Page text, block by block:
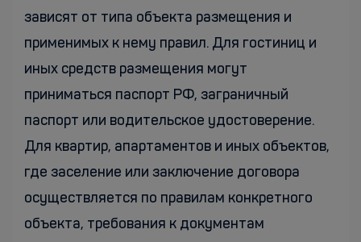
зависят от типа объекта размещения и
применимых к нему правил. Для гостиниц и
иных средств размещения могут
приниматься паспорт РФ, заграничный
паспорт или водительское удостоверение.
Для квартир, апартаментов и иных объектов,
где заселение или заключение договора
осуществляется по правилам конкретного
объекта, требования к документам